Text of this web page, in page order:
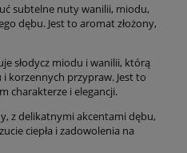
subtelne nuty wanilii, miodu,
dębu. Jest to aromat złożony,
słodycz miodu i wanilii, którą
korzennych przypraw. Jest to
charakterze i elegancji.
z delikatnymi akcentami dębu,
ciepła i zadowolenia na